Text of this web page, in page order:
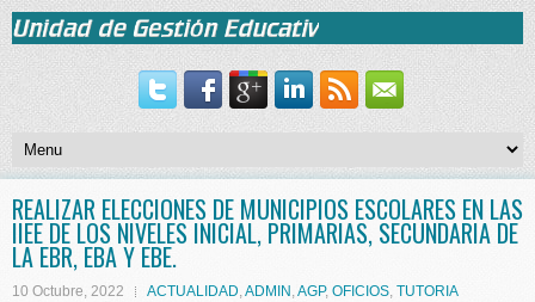
REALIZAR ELECCIONES DE MUNICIPIOS ESCOLARES EN LAS
IIEE DE LOS NIVELES INICIAL, PRIMARIAS, SECUNDARIA DE
LA EBR, EBA Y EBE.
10 Octubre, 2022 ACTUALIDAD,ADMIN ,AGP, OFICIOS, TUTORIA